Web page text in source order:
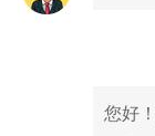
您好